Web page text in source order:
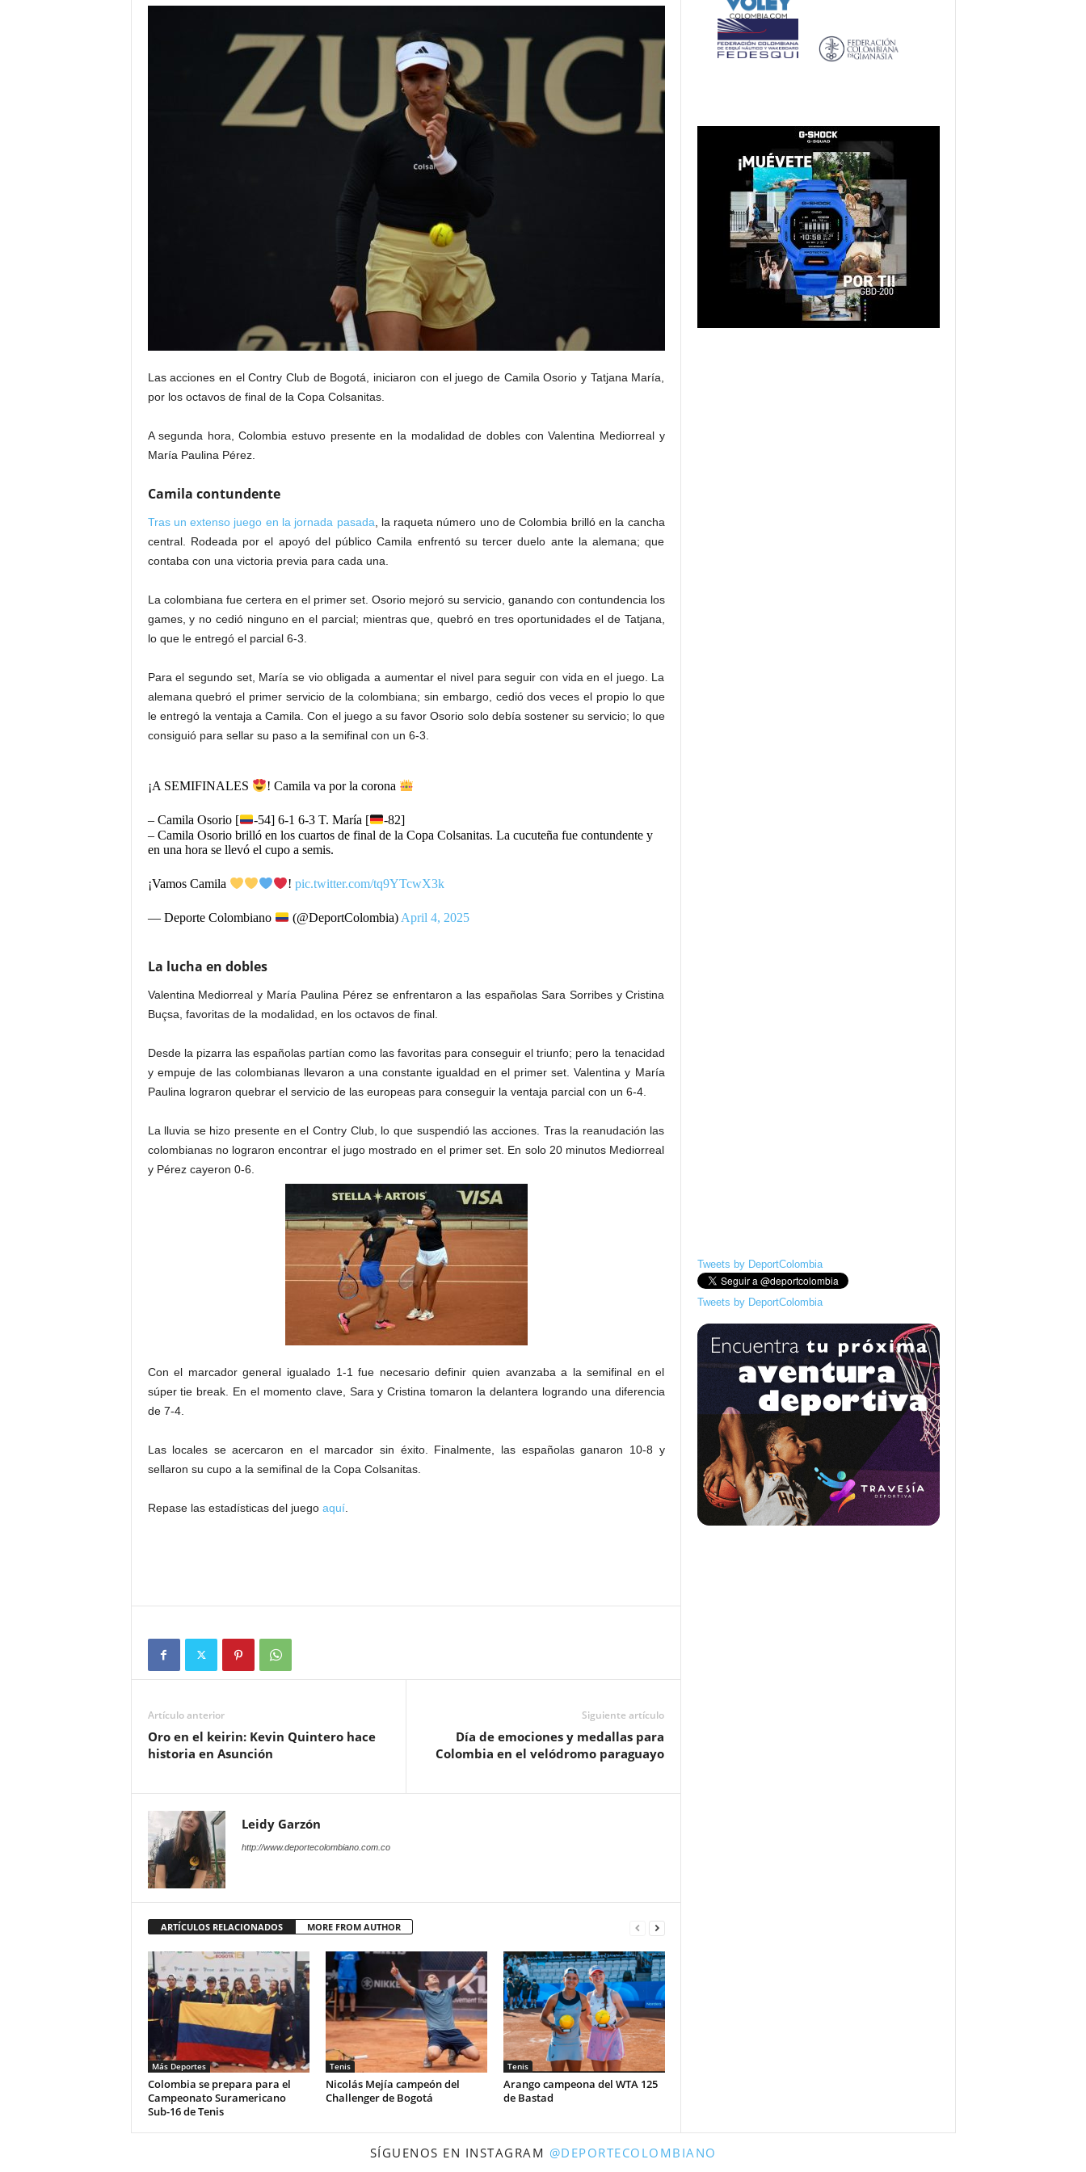
Las acciones en el Contry Club de Bogotá, iniciaron con el juego de Camila Osorio y Tatjana María,
por los octavos de final de la Copa Colsanitas.
A segunda hora, Colombia estuvo presente en la modalidad de dobles con Valentina Mediorreal y
María Paulina Pérez.
Camila contundente
Tras un extenso juego en la jornada pasada , la raqueta número uno de Colombia brilló en la cancha
central. Rodeada por el apoyó del público Camila enfrentó su tercer duelo ante la alemana; que
contaba con una victoria previa para cada una.
La colombiana fue certera en el primer set. Osorio mejoró su servicio, ganando con contundencia los
games, y no cedió ninguno en el parcial; mientras que, quebró en tres oportunidades el de Tatjana,
lo que le entregó el parcial 6-3.
Para el segundo set, María se vio obligada a aumentar el nivel para seguir con vida en el juego. La
alemana quebró el primer servicio de la colombiana; sin embargo, cedió dos veces el propio lo que
le entregó la ventaja a Camila. Con el juego a su favor Osorio solo debía sostener su servicio; lo que
consiguió para sellar su paso a la semifinal con un 6-3.
¡A SEMIFINALES ! Camila va por la corona
– Camila Osorio [ -54] 6-1 6-3 T. María [
-82]
– Camila Osorio brilló en los cuartos de final de la Copa Colsanitas. La cucuteña fue contundente y
en una hora se llevó el cupo a semis.
¡Vamos Camila !pic.twitter.com/tq9YTcwX3k
— Deporte Colombiano (@DeportColombia)April 4, 2025
La lucha en dobles
Valentina Mediorreal y María Paulina Pérez se enfrentaron a las españolas Sara Sorribes y Cristina
Buçsa, favoritas de la modalidad, en los octavos de final.
Desde la pizarra las españolas partían como las favoritas para conseguir el triunfo; pero la tenacidad
y empuje de las colombianas llevaron a una constante igualdad en el primer set. Valentina y María
Paulina lograron quebrar el servicio de las europeas para conseguir la ventaja parcial con un 6-4.
La lluvia se hizo presente en el Contry Club, lo que suspendió las acciones. Tras la reanudación las
colombianas no lograron encontrar el jugo mostrado en el primer set. En solo 20 minutos Mediorreal
y Pérez cayeron 0-6.
Con el marcador general igualado 1-1 fue necesario definir quien avanzaba a la semifinal en el
súper tie break. En el momento clave, Sara y Cristina tomaron la delantera logrando una diferencia
de 7-4.
Las locales se acercaron en el marcador sin éxito. Finalmente, las españolas ganaron 10-8 y
sellaron su cupo a la semifinal de la Copa Colsanitas.
Repase las estadísticas del juego aquí.
Artículo anterior
Oro en el keirin: Kevin Quintero hace
historia en Asunción
Siguiente artículo
Día de emociones y medallas para
Colombia en el velódromo paraguayo
Leidy Garzón
http://www.deportecolombiano.com.co
ARTÍCULOS RELACIONADOS MORE FROM AUTHOR
Más Deportes
Colombia se prepara para el
Campeonato Suramericano
Sub-16 de Tenis
Tenis
Nicolás Mejía campeón del
Challenger de Bogotá
Tenis
Arango campeona del WTA 125
de Bastad
Tweets by DeportColombia
Tweets by DeportColombia
SÍGUENOS EN INSTAGRAM @DEPORTECOLOMBIANO